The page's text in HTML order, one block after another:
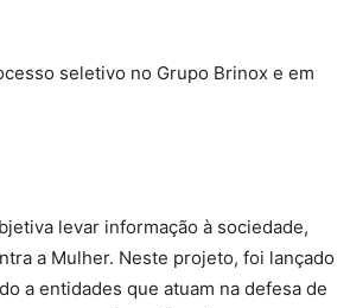
seletivo no Grupo Brinox e em
levar informação à sociedade,
a Mulher. Neste projeto, foi lançado
a entidades que atuam na defesa de